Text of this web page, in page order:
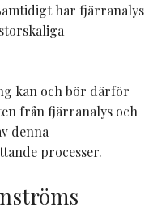
har fjärranalys
kan och bör därför
från fjärranalys och
denna
processer.